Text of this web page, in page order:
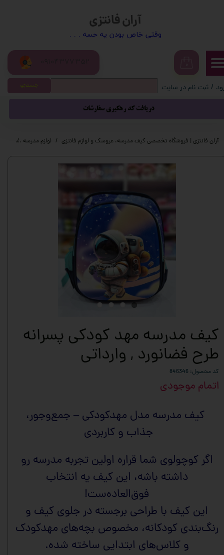
آران فانتزی
​​وقتی خاص بودن یه حسه . . .
/ ثبت نام در سایت
سفارشات
خروج از حساب کاربری
دریافت کد رهگیری سفارشات
جستجو
آران فانتزی | فروشگاه تخصصی کیف مدرسه، عروسک و لوازم فانتزی لوازم مدرسه
کیف مدرسه مهد کودکی پسرانه
طرح فضانورد , وارداتی
کد محصول: 846346
اتمام موجودی
کیف مدرسه مدل مهدکودکی – جمع‌وجور،
جذاب و کاربردی
اگر کوچولوی شما قراره اولین تجربه مدرسه رو
داشته باشه، این کیف یه انتخاب
فوق‌العاده‌ست!
این کیف با طراحی برجسته در جلوی کیف و
رنگ‌بندی کودکانه، مخصوص بچه‌های مهدکودک
و کلاس‌های ابتدایی ساخته شده.